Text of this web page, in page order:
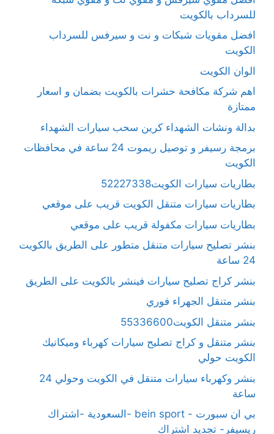
للسرداب بالكويت
افضل مقويات شبكات و نت و سيرفس للسرداب
الكويت
الوان الكويت
اهم شركة مكافحة حشرات بالكويت بضمان و اسعار
ممتازة
بدالة ونشات الشهداء كرين سحب سيارات الشهداء
برمجة رسيفر و توصيل ريموت 24 ساعة في محافظات
الكويت
بطاريات سيارات الكويت52227338
بطاريات سيارات متنقل الكويت قريب على موقعي
بطاريات سيارات مكفولة قريب على موقعي
بنشر تصليح سيارات متنقل متطور على الطريق بالكويت
24 ساعة
بنشر كراج تصليح سيارات فينشر بالكويت على الطريق
بنشر متنقل الجهراء فوري
بنشر متنقل الكويت55336600
بنشر متنقل و كراج تصليح سيارات كهرباء وميكانيك
الكويت حولي
بنشر وكهرباء سيارات متنقل في الكويت وحولي 24
ساعة
بي ان سبورت - bein sport -السعودية -اشتراك
ريسيفر- تجديد اشتراك